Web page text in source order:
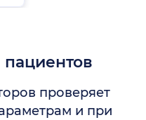
проверяет
и при